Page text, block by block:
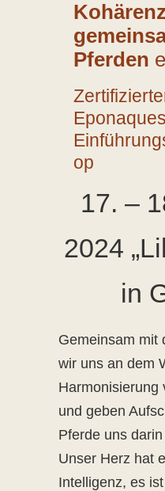
Pferden
op
17. –
2024
in
Gemeinsam mit
wir uns an dem
Harmonisierung
und geben
Pferde uns
Unser Herz hat
Intelligenz, es ist